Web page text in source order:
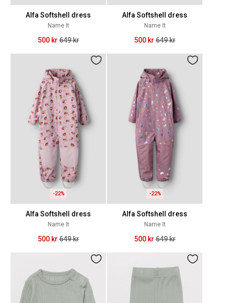
Alfa Softshell dress
Name It
500 kr 649 kr
Alfa Softshell dress
Name It
500 kr 649 kr
-22%
Alfa Softshell dress
Name It
500 kr 649 kr
-22%
Alfa Softshell dress
Name It
500 kr 649 kr